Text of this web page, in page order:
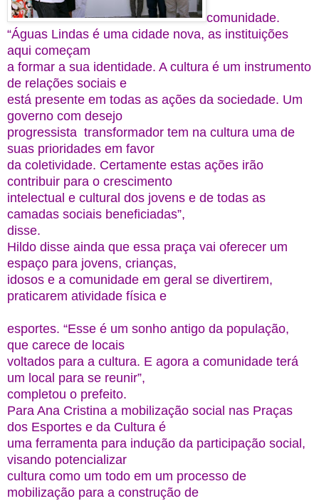
comunidade.
“Águas Lindas é uma cidade nova, as instituições
aqui começam
a formar a sua identidade. A cultura é um instrumento
de relações sociais e
está presente em todas as ações da sociedade. Um
governo com desejo
progressista transformador tem na cultura uma de
suas prioridades em favor
da coletividade. Certamente estas ações irão
contribuir para o crescimento
intelectual e cultural dos jovens e de todas as
camadas sociais beneficiadas”,
disse.
Hildo disse ainda que essa praça vai oferecer um
espaço para jovens, crianças,
idosos e a comunidade em geral se divertirem,
praticarem atividade física e
esportes. “Esse é um sonho antigo da população,
que carece de locais
voltados para a cultura. E agora a comunidade terá
um local para se reunir”,
completou o prefeito.
Para Ana Cristina a mobilização social nas Praças
dos Esportes e da Cultura é
uma ferramenta para indução da participação social,
visando potencializar
cultura como um todo em um processo de
mobilização para a construção de